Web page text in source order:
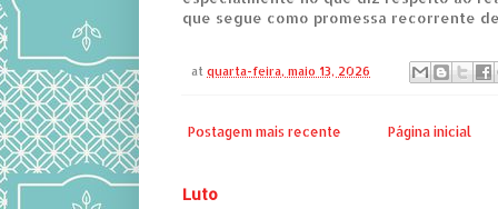
que segue como promessa recorrente
atquarta-feira, maio 13, 2026
Postagem mais recente Página inicial
Luto